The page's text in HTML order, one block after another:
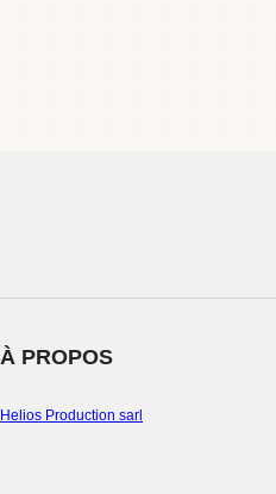
À PROPOS
Helios Production sarl